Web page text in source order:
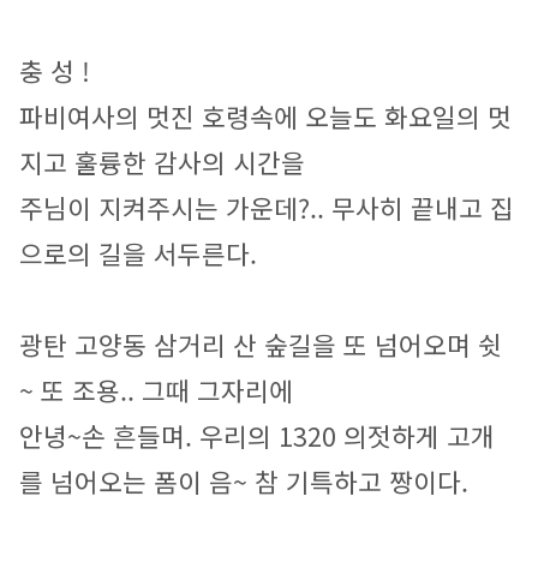
충 성 !
파비여사의 멋진 호령속에 오늘도 화요일의 멋
지고 훌륭한 감사의 시간을
주님이 지켜주시는 가운데?.. 무사히 끝내고 집
으로의 길을 서두른다.
광탄 고양동 삼거리 산 숲길을 또 넘어오며 쉿
~ 또 조용.. 그때 그자리에
안녕~손 흔들며. 우리의 1320 의젓하게 고개
를 넘어오는 폼이 음~ 참 기특하고 짱이다.